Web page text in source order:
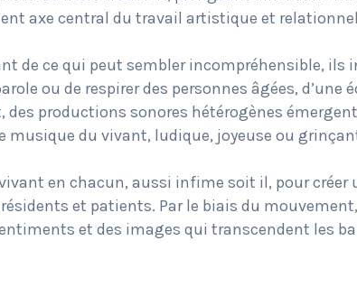
axe central du travail artistique et
de ce qui peut sembler incompréhensible, ils
ou de respirer des personnes âgées,
productions sonores hétérogènes
musique du vivant, ludique, joyeuse ou
en chacun, aussi infime soit il, pour
et patients. Par le biais du
et des images qui transcendent les